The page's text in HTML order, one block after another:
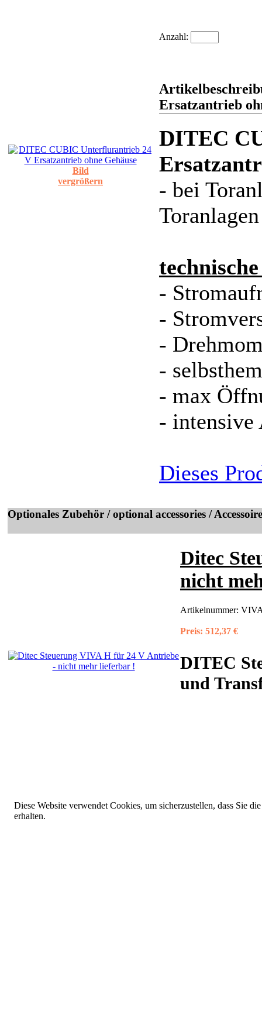
Bild
vergrößern
Anzahl:
Ersatzantrieb
DITEC
- bei
-
-
-
-
- max
- intensive
Dieses
Optionales Zubehör / optional accessories /
Ditec
nicht
Artikelnummer:
Preis: 512,37 €
DITEC
und
Diese Website verwendet Cookies, um sicherzustellen, dass Sie
erhalten.